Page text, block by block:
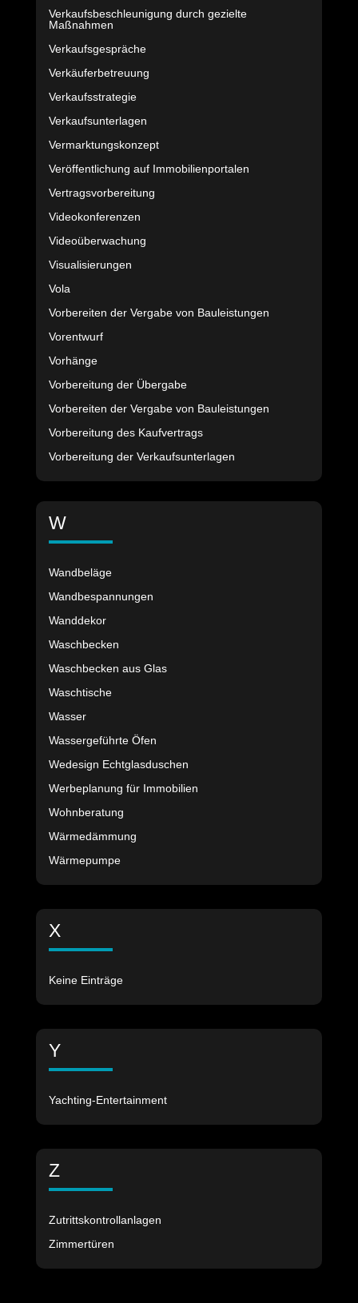
Verkaufsbeschleunigung durch gezielte
Maßnahmen
Verkaufsgespräche
Verkäuferbetreuung
Verkaufsstrategie
Verkaufsunterlagen
Vermarktungskonzept
Veröffentlichung auf Immobilienportalen
Vertragsvorbereitung
Videokonferenzen
Videoüberwachung
Visualisierungen
Vola
Vorbereiten der Vergabe von Bauleistungen
Vorentwurf
Vorhänge
Vorbereitung der Übergabe
Vorbereiten der Vergabe von Bauleistungen
Vorbereitung des Kaufvertrags
Vorbereitung der Verkaufsunterlagen
W
Wandbeläge
Wandbespannungen
Wanddekor
Waschbecken
Waschbecken aus Glas
Waschtische
Wasser
Wassergeführte Öfen
Wedesign Echtglasduschen
Werbeplanung für Immobilien
Wohnberatung
Wärmedämmung
Wärmepumpe
X
Keine Einträge
Y
Yachting-Entertainment
Z
Zutrittskontrollanlagen
Zimmertüren